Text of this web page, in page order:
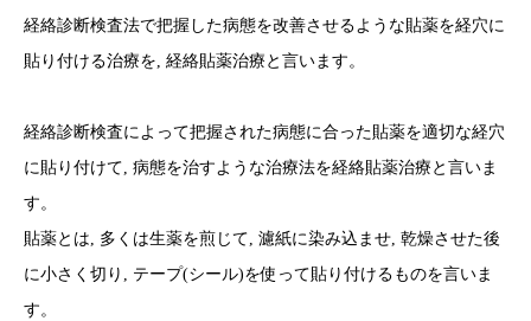
経絡診断検査法で把握した病態を改善させるような貼薬を経穴に
貼り付ける治療を, 経絡貼薬治療と言います。
経絡診断検査によって把握された病態に合った貼薬を適切な経穴
に貼り付けて, 病態を治すような治療法を経絡貼薬治療と言いま
す。
貼薬とは, 多くは生薬を煎じて, 濾紙に染み込ませ, 乾燥させた後
に小さく切り, テープ(シール)を使って貼り付けるものを言いま
す。